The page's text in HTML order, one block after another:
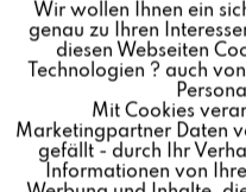
Integrated Systems
größte Messe für
Systemintegration. Über
Messe vertreten, um die
Marketing
Tracking
Personalisierung
Wir wollen Ihnen ein
genau zu Ihren
diesen Webseiten
Technologien ? auch
Mit Cookies
Marketingpartner Daten
gefällt - durch Ihr
Informationen von